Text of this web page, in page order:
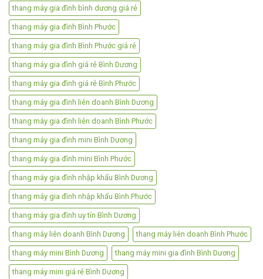
thang máy gia đình bình dương giá rẻ
thang máy gia đình Bình Phước
thang máy gia đình Bình Phước giá rẻ
thang máy gia đình giá rẻ Bình Dương
thang máy gia đình giá rẻ Bình Phước
thang máy gia đình liên doanh Bình Dương
thang máy gia đình liên doanh Bình Phước
thang máy gia đình mini Bình Dương
thang máy gia đình mini Bình Phước
thang máy gia đình nhập khẩu Bình Dương
thang máy gia đình nhập khẩu Bình Phước
thang máy gia đình uy tín Bình Dương
thang máy liên doanh Bình Dương thang máy liên doanh Bình Phước
thang máy mini Bình Dương thang máy mini gia đình Bình Dương
thang máy mini giá rẻ Bình Dương